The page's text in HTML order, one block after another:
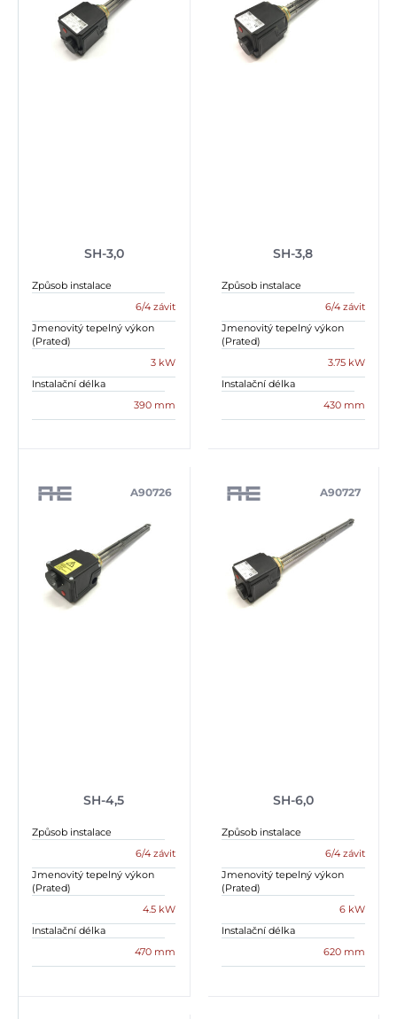
SH-3,0
Způsob instalace
6/4 závit
Jmenovitý tepelný výkon
(Prated)
3 kW
Instalační délka
390 mm
SH-3,8
Způsob instalace
6/4 závit
Jmenovitý tepelný výkon
(Prated)
3.75 kW
Instalační délka
430 mm
SH-4,5
A90726
Způsob instalace
6/4 závit
Jmenovitý tepelný výkon
(Prated)
4.5 kW
Instalační délka
470 mm
SH-6,0
A90727
Způsob instalace
6/4 závit
Jmenovitý tepelný výkon
(Prated)
6 kW
Instalační délka
620 mm